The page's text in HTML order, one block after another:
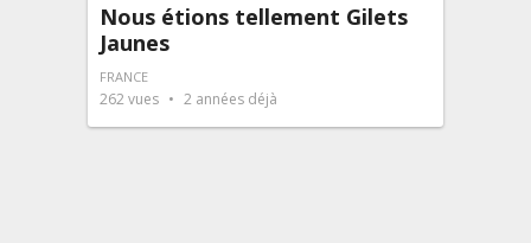
Nous étions tellement Gilets
Jaunes
FRANCE
262vues 2 années déjà